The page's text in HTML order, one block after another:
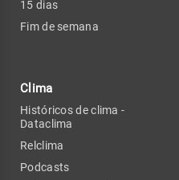
15 dias
Fim de semana
Clima
Históricos de clima -
Dataclima
Relclima
Podcasts